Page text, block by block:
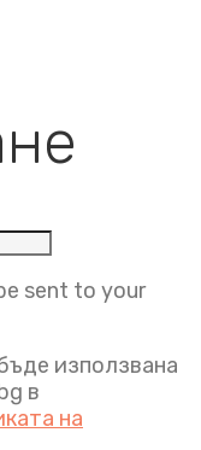
sent to your
използвана
в
на